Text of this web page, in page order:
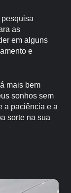
as
em alguns
e
mais bem
sonhos sem
a paciência e a
sorte na sua